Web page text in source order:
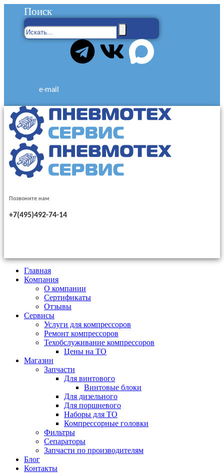
Поиск
e-mail
Позвоните нам
+7(495)492-74-14
Главная
Компания
О компании
Сертификаты
Отзывы
Сервисы
Услуги для компрессоров
Ремонт компрессоров
Техобслуживание компрессоров
Цены на ТО
Магазин
Запчасти
Для винтового
Винтовые блоки
Для дизельного
Для поршневого
Наборы для ТО
Компрессорные головки
Фильтры
Сепараторы
Запчасти по производителям
Блог
Контакты